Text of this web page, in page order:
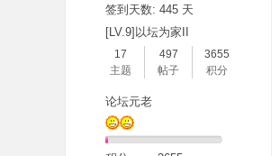
签到天数: 445 天
[LV.9]以坛为家II
17
主题
497
帖子
3655
积分
论坛元老